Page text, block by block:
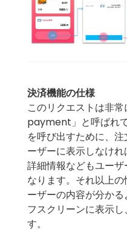
決済機能の仕様
このリクエストは非
payment」と呼ばれ
を呼び出すために、
ーザーに表示しなけ
詳細情報などもユー
なります。それ以上
ーザーの内容が分か
フスクリーンに表示
す。